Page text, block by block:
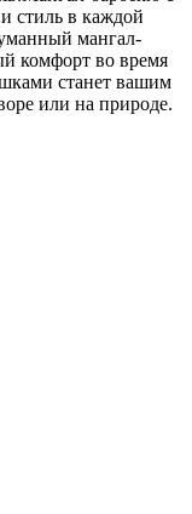
стиль в каждой
мангал-
комфорт во время
станет вашим
или на природе.